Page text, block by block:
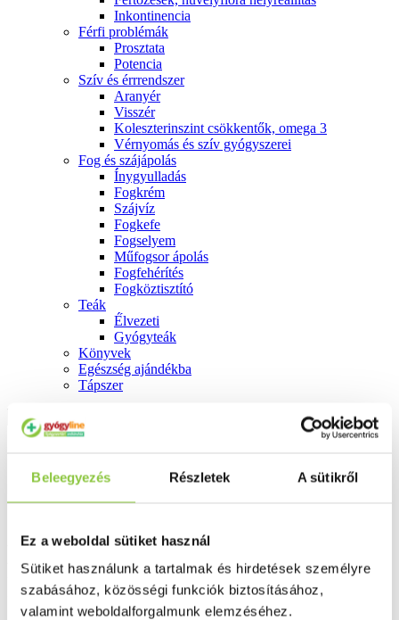
Beleegyezés Részletek A sütikről
Ez a weboldal sütiket használ
Sütiket használunk a tartalmak és hirdetések személyre
szabásához, közösségi funkciók biztosításához,
valamint weboldalforgalmunk elemzéséhez.
Inkontinencia
Férfi problémák
Prosztata
Potencia
Szív és érrrendszer
Aranyér
Visszér
Koleszterinszint csökkentők, omega 3
Vérnyomás és szív gyógyszerei
Fog és szájápolás
Í́nygyulladás
Fogkrém
Szájvíz
Fogkefe
Fogselyem
Műfogsor ápolás
Fogfehérítés
Fogköztisztító
Teák
É́lvezeti
Gyógyteák
Könyvek
Egészség ajándékba
Tápszer
Főoldal
Kitonail 80mg/g gyógyszeres
körömlakk 6,6ml